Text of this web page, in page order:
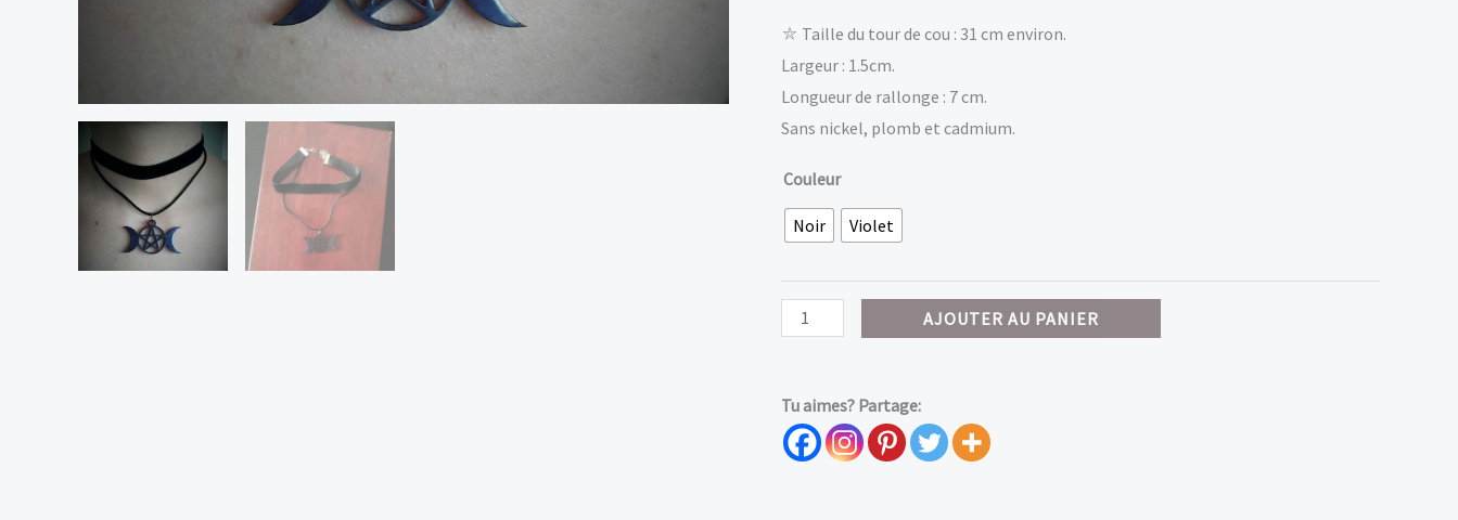
⛥ Taille du tour de cou : 31 cm environ.
Largeur : 1.5cm.
Longueur de rallonge : 7 cm.
Sans nickel, plomb et cadmium.
Couleur
Noir Violet
quantité
de
multi-
rang
AJOUTER AU PANIER
Tu aimes? Partage: